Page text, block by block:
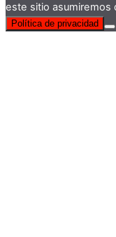
este sitio asumiremos
Política de privacidad